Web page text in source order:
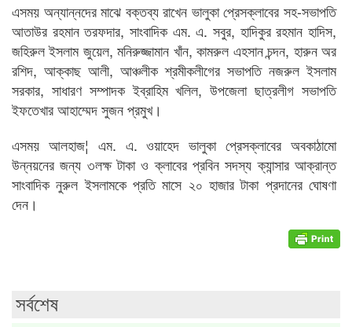
এসময় অন্যান্নদের মাঝে বক্তব্য রাখেন ভালুকা প্রেসক্লাবের সহ-সভাপতি
আতাউর রহমান তরফদার, সাংবাদিক এম. এ. সবুর, হাদিকুর রহমান হাদিস,
জহিরুল ইসলাম জুয়েল, মনিরুজ্জামান খাঁন, কামরুল এহসান চন্দন, হারুন অর
রশিদ, আক্কাছ আলী, আঞ্চলীক শ্রমীকলীগের সভাপতি নজরুল ইসলাম
সরকার, সাধারণ সম্পাদক ইব্রাহিম খলিল, উপজেলা ছাত্রলীগ সভাপতি
ইফতেখার আহাম্মেদ সুজন প্রমুখ।
এসময় আলহাজ¦ এম. এ. ওয়াহেদ ভালুকা প্রেসক্লাবের অবকাঠামো
উন্নয়নের জন্য ৩লক্ষ টাকা ও ক্লাবের প্রবিন সদস্য ক্যান্সার আক্রান্ত
সাংবাদিক নুরুল ইসলামকে প্রতি মাসে ২০ হাজার টাকা প্রদানের ঘোষণা
দেন।
সর্বশেষ